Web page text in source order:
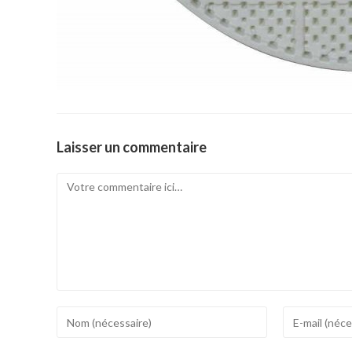
Laisser un commentaire
Comment